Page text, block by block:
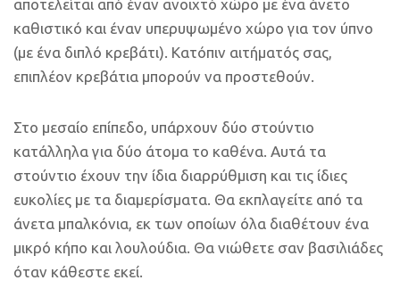
αποτελείται από έναν ανοιχτό χώρο με ένα άνετο
καθιστικό και έναν υπερυψωμένο χώρο για τον ύπνο
(με ένα διπλό κρεβάτι). Κατόπιν αιτήματός σας,
επιπλέον κρεβάτια μπορούν να προστεθούν.
Στο μεσαίο επίπεδο, υπάρχουν δύο στούντιο
κατάλληλα για δύο άτομα το καθένα. Αυτά τα
στούντιο έχουν την ίδια διαρρύθμιση και τις ίδιες
ευκολίες με τα διαμερίσματα. Θα εκπλαγείτε από τα
άνετα μπαλκόνια, εκ των οποίων όλα διαθέτουν ένα
μικρό κήπο και λουλούδια. Θα νιώθετε σαν βασιλιάδες
όταν κάθεστε εκεί.